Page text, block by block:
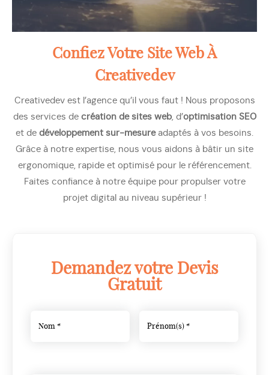
Confiez Votre Site Web À
Creativedev
Creativedev est l’agence qu’il vous faut ! Nous proposons
des services de création de sites web, d’optimisation SEO
et de développement sur-mesureadaptés à vos besoins.
Grâce à notre expertise, nous vous aidons à bâtir un site
ergonomique, rapide et optimisé pour le référencement.
Faites confiance à notre équipe pour propulser votre
projet digital au niveau supérieur !
Demandez votre Devis
Gratuit